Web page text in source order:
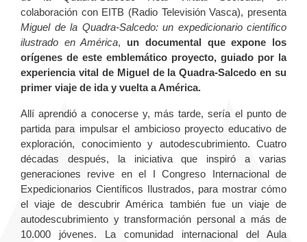
colaboración con EITB (Radio Televisión Vasca), presenta
Miguel de la Quadra-Salcedo: un expedicionario científico
ilustrado en América, un documental que expone los
orígenes de este emblemático proyecto, guiado por la
experiencia vital de Miguel de la Quadra-Salcedo en su
primer viaje de ida y vuelta a América.
Allí aprendió a conocerse y, más tarde, sería el punto de
partida para impulsar el ambicioso proyecto educativo de
exploración, conocimiento y autodescubrimiento. Cuatro
décadas después, la iniciativa que inspiró a varias
generaciones revive en el I Congreso Internacional de
Expedicionarios Científicos Ilustrados, para mostrar cómo
el viaje de descubrir América también fue un viaje de
autodescubrimiento y transformación personal a más de
10.000 jóvenes. La comunidad internacional del Aula